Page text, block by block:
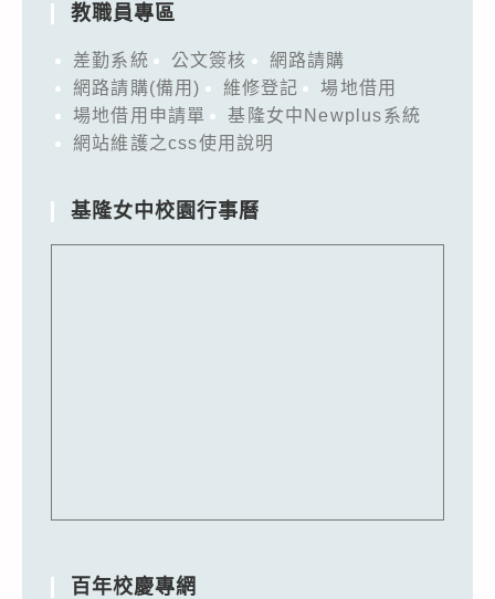
教職員專區
差勤系統 公文簽核
網路請購
網路請購(備用)
維修登記
場地借用
場地借用申請單
基隆女中Newplus系統
網站維護之css使用說明
基隆女中校園行事曆
百年校慶專網